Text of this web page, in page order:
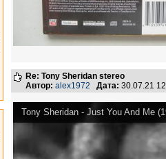
Re: Tony Sheridan stereo
Автор: alex1972 Дата: 30.07.21
Tony Sheridan - Just You And Me